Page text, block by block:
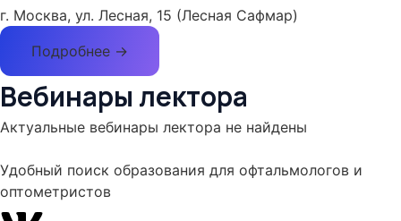
г. Москва, ул. Лесная, 15 (Лесная Сафмар)
Подробнее →
Вебинары лектора
Актуальные вебинары лектора не найдены
Удобный поиск образования для офтальмологов и
оптометристов